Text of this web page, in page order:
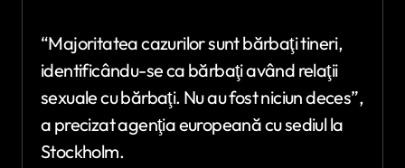
“Majoritatea cazurilor sunt bărbaţi tineri,
identificându-se ca bărbaţi având relaţii
sexuale cu bărbaţi. Nu au fost niciun deces”,
a precizat agenţia europeană cu sediul la
Stockholm.